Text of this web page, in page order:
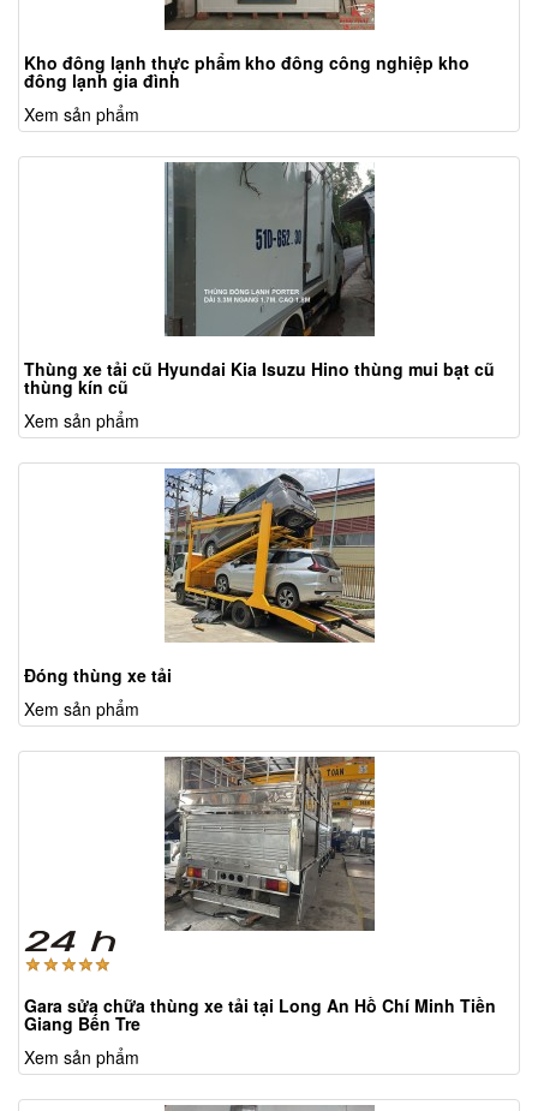
Kho đông lạnh thực phẩm kho đông công nghiệp kho
đông lạnh gia đình
Xem sản phẩm
Thùng xe tải cũ Hyundai Kia Isuzu Hino thùng mui bạt cũ
thùng kín cũ
Xem sản phẩm
Đóng thùng xe tải
Xem sản phẩm
Gara sửa chữa thùng xe tải tại Long An Hồ Chí Minh Tiền
Giang Bến Tre
Xem sản phẩm